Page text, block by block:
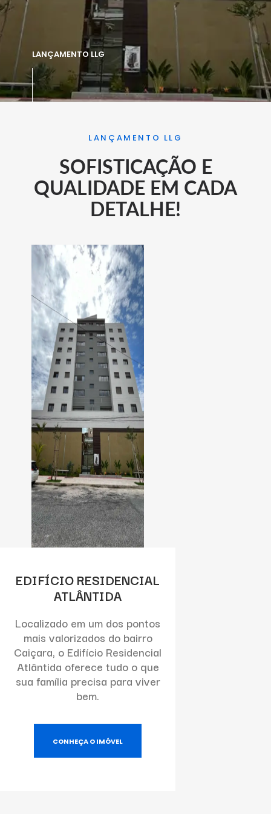
LANÇAMENTO LLG
LANÇAMENTO LLG
SOFISTICAÇÃO E
QUALIDADE EM CADA
DETALHE!
EDIFÍCIO RESIDENCIAL
ATLÂNTIDA
Localizado em um dos pontos
mais valorizados do bairro
Caiçara, o Edifício Residencial
Atlântida oferece tudo o que
sua família precisa para viver
bem.
CONHEÇA O IMÓVEL